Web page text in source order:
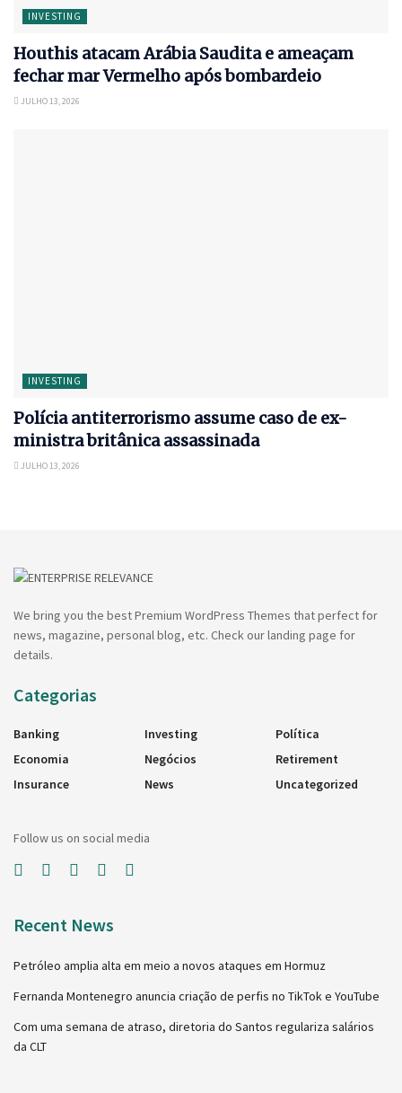
INVESTING
Houthis atacam Arábia Saudita e ameaçam
fechar mar Vermelho após bombardeio
JULHO 13, 2026
INVESTING
Polícia antiterrorismo assume caso de ex-
ministra britânica assassinada
JULHO 13, 2026
We bring you the best Premium WordPress Themes that perfect for
news, magazine, personal blog, etc. Check our landing page for
details.
Categorias
Banking
Economia
Insurance
Investing
Negócios
News
Política
Retirement
Uncategorized
Follow us on social media
Recent News
Petróleo amplia alta em meio a novos ataques em Hormuz
Fernanda Montenegro anuncia criação de perfis no TikTok e YouTube
Com uma semana de atraso, diretoria do Santos regulariza salários
da CLT